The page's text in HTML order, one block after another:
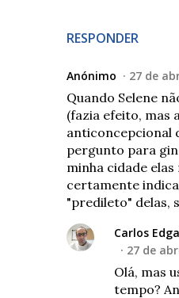
RESPONDER
Anónimo 27 de
Quando Selene
(fazia efeito, mas
anticoncepcional
pergunto para
minha cidade
certamente
"predileto" delas,
Carlos
27 de
Olá, mas
tempo?